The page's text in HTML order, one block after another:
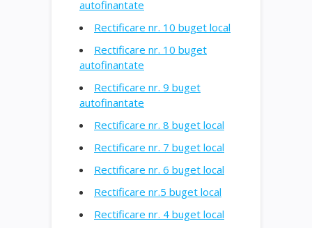
autofinantate
Rectificare nr. 10 buget local
Rectificare nr. 10 buget
autofinantate
Rectificare nr. 9 buget
autofinantate
Rectificare nr. 8 buget local
Rectificare nr. 7 buget local
Rectificare nr. 6 buget local
Rectificare nr.5 buget local
Rectificare nr. 4 buget local